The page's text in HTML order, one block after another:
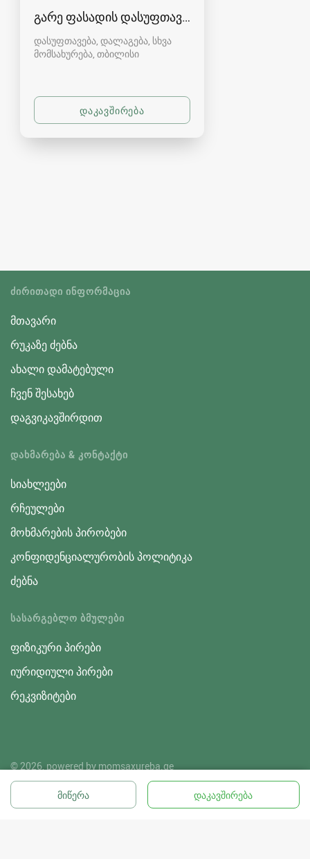
გარე ფასადის დასუფთავება
დასუფთავება, დალაგება, სხვა
მომსახურება თბილისი
ᲫᲘᲠᲘᲗᲐᲓᲘ ᲘᲜᲤᲝᲠᲛᲐᲪᲘᲐ
მთავარი
რუკაზე ძებნა
ახალი დამატებული
ჩვენ შესახებ
დაგვიკავშირდით
ᲓᲐᲮᲛᲐᲠᲔᲑᲐ & ᲙᲝᲜᲢᲐᲥᲢᲘ
სიახლეები
რჩეულები
მოხმარების პირობები
კონფიდენციალურობის პოლიტიკა
ძებნა
ᲡᲐᲡᲐᲠᲒᲔᲑᲚᲝ ᲑᲛᲣᲚᲔᲑᲘ
ფიზიკური პირები
იურიდიული პირები
რეკვიზიტები
© 2026, powered by momsaxureba.ge